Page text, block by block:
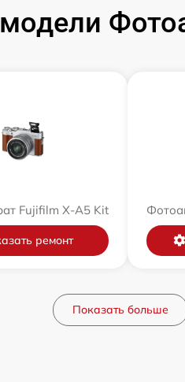
Fujifilm X-A5 Kit
ремонт
Показать больше